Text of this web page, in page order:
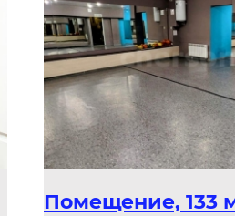
Помещение, 133